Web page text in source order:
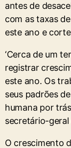
antes de
com as taxas
este ano e
‘Cerca de um
registrar
este ano. Os
seus ‌padrões
humana por
secretário-geral
O crescimento